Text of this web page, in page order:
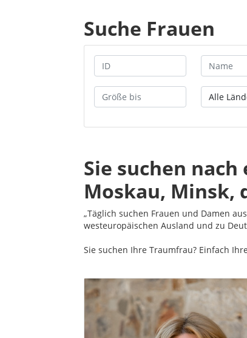
Suche Frauen
Sie suchen
Moskau, Minsk,
„Täglich suchen Frauen und Damen
westeuropäischen Ausland und zu
Sie suchen Ihre Traumfrau? Einfach